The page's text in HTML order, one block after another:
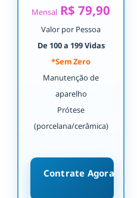
Mensal R$ 79,90
Valor por Pessoa
De 100 a 199 Vidas
*Sem Zero
Manutenção de
aparelho
Prótese
(porcelana/cerâmica)
Contrate Agora